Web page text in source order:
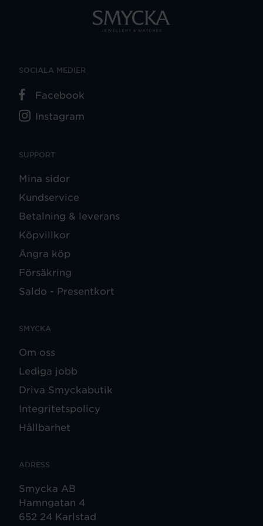
SUPPORT
Mina sidor
Kundservice
Betalning & leverans
Köpvillkor
Ångra köp
Försäkring
Saldo - Presentkort
SMYCKA
Om oss
Lediga jobb
Driva Smyckabutik
Integritetspolicy
Hållbarhet
ADRESS
Smycka AB
Hamngatan 4
652 24 Karlstad
SOCIALA MEDIER
Facebook
Instagram